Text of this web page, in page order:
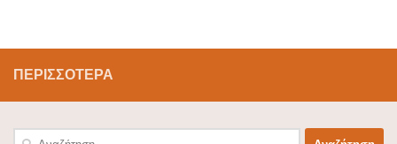
ΠΕΡΙΣΣΌΤΕΡΑ
Αναζήτηση